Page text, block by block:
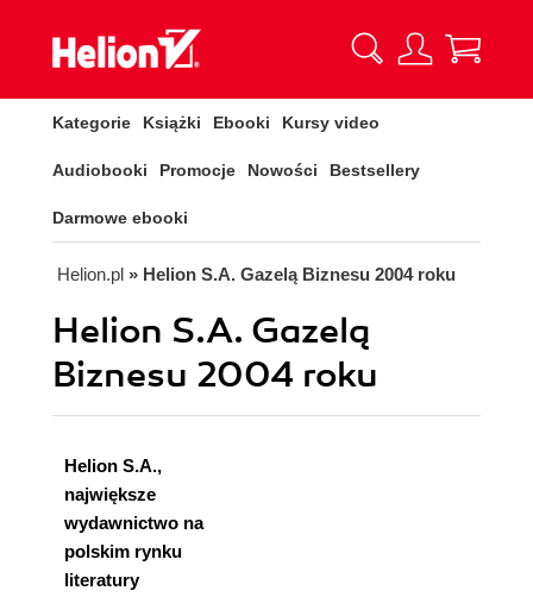
Kategorie Książki Ebooki Kursy video
Audiobooki Promocje Nowości Bestsellery
Darmowe ebooki
Helion.pl » Helion S.A. Gazelą Biznesu 2004 roku
Helion S.A. Gazelą
Biznesu 2004 roku
Helion S.A.,
największe
wydawnictwo na
polskim rynku
literatury